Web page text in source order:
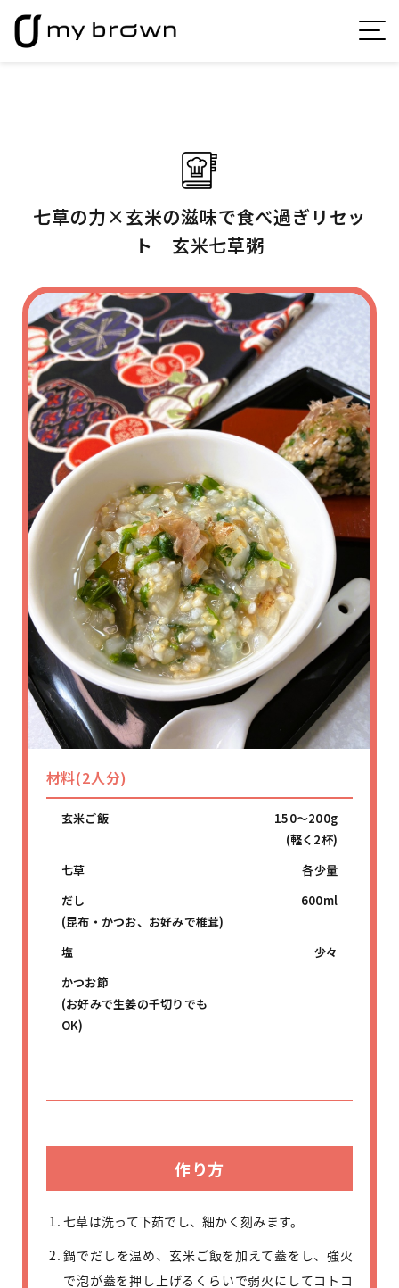
七草の力×玄米の滋味で食べ過ぎリセッ
ト 玄米七草粥
材料(2人分)
玄米ご飯
150〜200g
(軽く2杯)
七草
各少量
だし
(昆布・かつお、お好みで椎茸)
600ml
塩
少々
かつお節
(お好みで生姜の千切りでも
OK)
作り方
七草は洗って下茹でし、細かく刻みます。
鍋でだしを温め、玄米ご飯を加えて蓋をし、強火
で泡が蓋を押し上げるくらいで弱火にしてコトコ